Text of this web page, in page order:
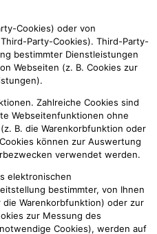
Cookies) oder von
Party-Cookies). Third-Party-
bestimmter Dienstleistungen
Webseiten (z. B. Cookies zur
Zahlreiche Cookies sind
Webseitenfunktionen ohne
B. die Warenkorbfunktion oder
können zur Auswertung
verwendet werden.
elektronischen
bestimmter, von Ihnen
Warenkorbfunktion) oder zur
zur Messung des
Cookies), werden auf